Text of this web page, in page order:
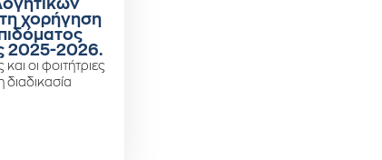
χορήγηση
2025-2026.
οι φοιτήτριες
διαδικασία